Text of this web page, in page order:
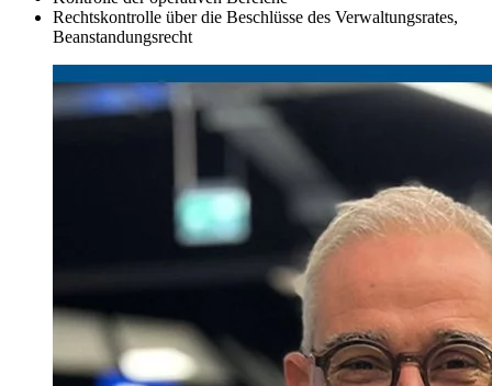
Rechtskontrolle über die Beschlüsse des Verwaltungsrates,
Beanstandungsrecht